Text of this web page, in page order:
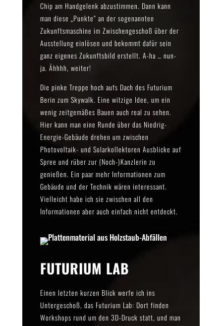
Chip am Handgelenk abzustimmen. Dann kann
man diese „Punkte“ an der sogenannten
Zukunftsmaschine im Zwischengeschoß über der
Ausstellung einlösen und bekommt dafür sein
ganz eigenes Zukunftsbild erstellt. A-ha … nun-
ja. Ähhhh, weiter!
Die pinke Treppe hoch aufs Dach des Futurium
Berin zum Skywalk. Eine witzige Idee, um ein
wenig zeitgemäßes Bauen auch real zu sehen.
Hier kann man eine Runde über das Niedrig-
Energie-Gebäude drehen um zwischen
Photovoltaik- und Solarkollektoren Ausblicke auf
Spree und rüber zur (Noch-)Kanzlerin zu
genießen. Ein paar mehr Informationen zum
Gebäude und der Technik wären interessant.
Vielleicht habe ich sie zwischen all den
Informationen aber auch einfach nicht entdeckt.
FUTURIUM LAB
Einen letzten kurzen Blick werfe ich ins
Untergeschoß, das Futurium Lab: Dort finden
Workshops rund um den 3D-Druck statt, und man